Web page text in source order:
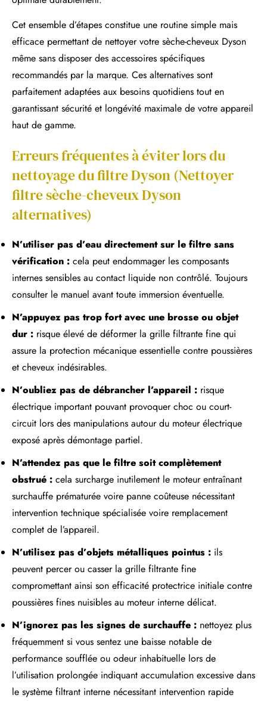
Cet ensemble d’étapes constitue une routine simple mais
efficace permettant de nettoyer votre sèche-cheveux Dyson
même sans disposer des accessoires spécifiques
recommandés par la marque. Ces alternatives sont
parfaitement adaptées aux besoins quotidiens tout en
garantissant sécurité et longévité maximale de votre appareil
haut de gamme.
Erreurs fréquentes à éviter lors du
nettoyage du filtre Dyson (Nettoyer
filtre sèche-cheveux Dyson
alternatives)
N’utiliser pas d’eau directement sur le filtre sans
vérification : cela peut endommager les composants
internes sensibles au contact liquide non contrôlé. Toujours
consulter le manuel avant toute immersion éventuelle.
N’appuyez pas trop fort avec une brosse ou objet
dur : risque élevé de déformer la grille filtrante fine qui
assure la protection mécanique essentielle contre poussières
et cheveux indésirables.
N’oubliez pas de débrancher l’appareil : risque
électrique important pouvant provoquer choc ou court-
circuit lors des manipulations autour du moteur électrique
exposé après démontage partiel.
N’attendez pas que le filtre soit complètement
obstrué : cela surcharge inutilement le moteur entraînant
surchauffe prématurée voire panne coûteuse nécessitant
intervention technique spécialisée voire remplacement
complet de l’appareil.
N’utilisez pas d’objets métalliques pointus : ils
peuvent percer ou casser la grille filtrante fine
compromettant ainsi son efficacité protectrice initiale contre
poussières fines nuisibles au moteur interne délicat.
N’ignorez pas les signes de surchauffe : nettoyez plus
fréquemment si vous sentez une baisse notable de
performance soufflée ou odeur inhabituelle lors de
l’utilisation prolongée indiquant accumulation excessive dans
le système filtrant interne nécessitant intervention rapide